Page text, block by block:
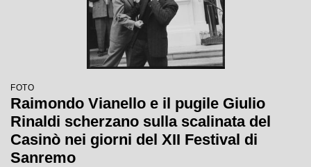
FOTO
Raimondo Vianello e il pugile Giulio
Rinaldi scherzano sulla scalinata del
Casinò nei giorni del XII Festival di
Sanremo